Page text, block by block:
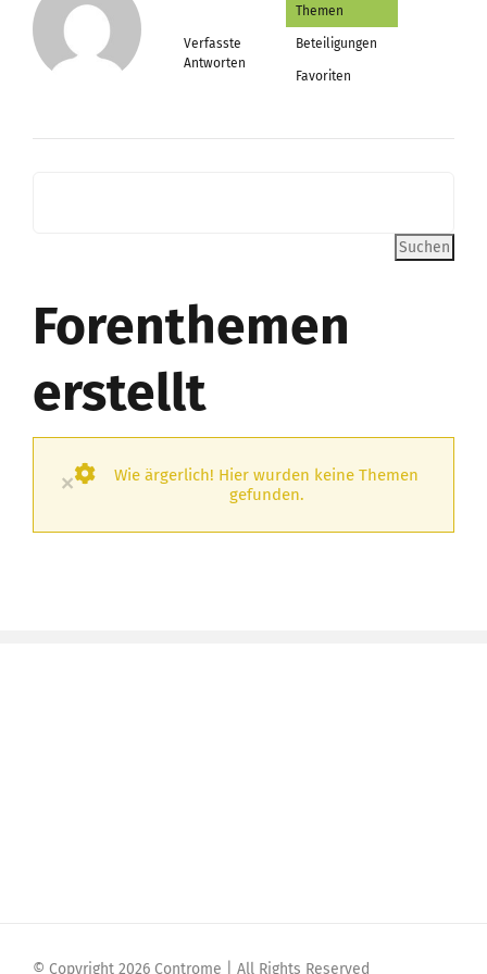
Themen
Verfasste
Antworten
Beteiligungen
Favoriten
Forenthemen
erstellt
×
Wie ärgerlich! Hier wurden keine Themen
gefunden.
© Copyright 2026 Controme | All Rights Reserved